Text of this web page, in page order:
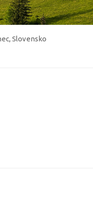
Slovensko